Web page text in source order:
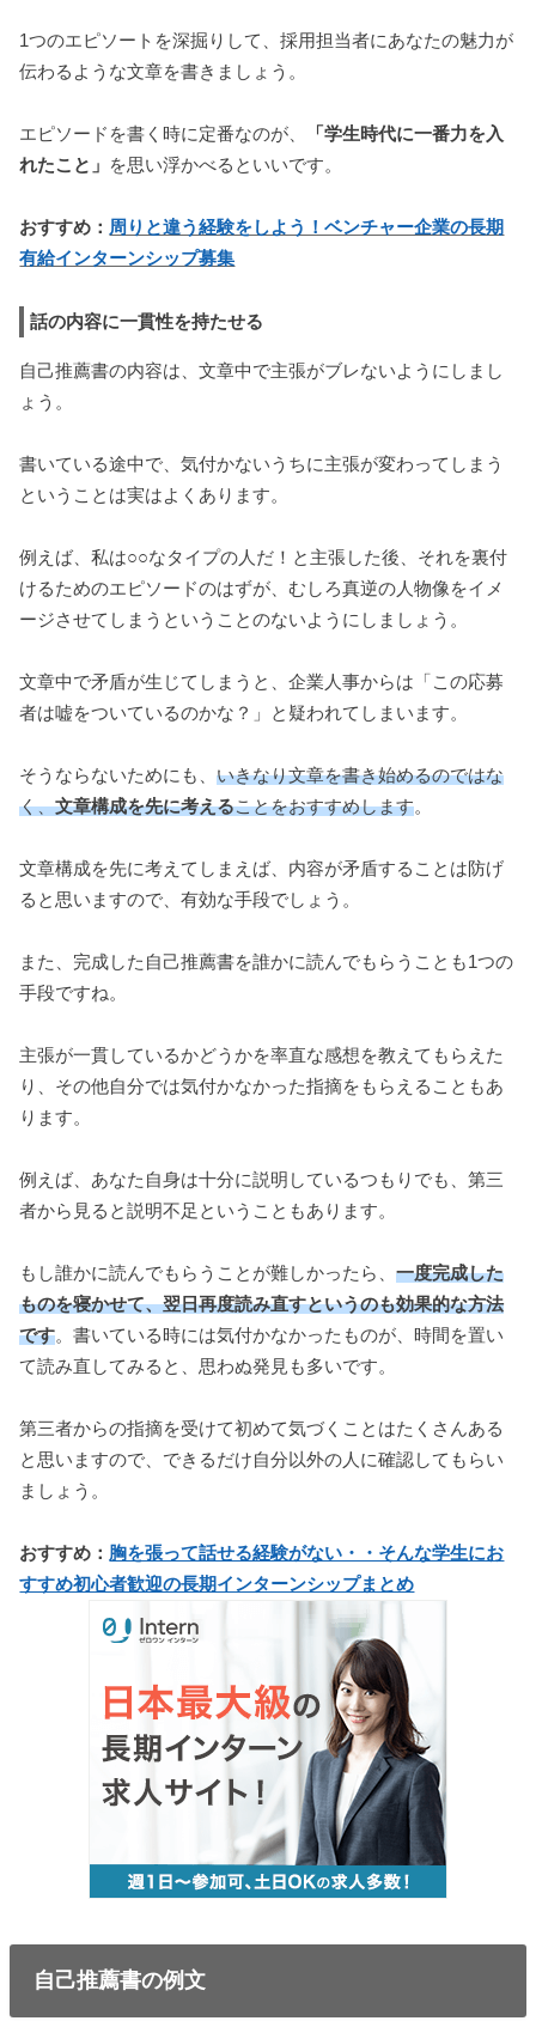
1つのエピソートを深掘りして、採用担当者にあなたの魅力が
伝わるような文章を書きましょう。
エピソードを書く時に定番なのが、
「学生時代に一番力を入
れたこと」 を思い浮かべるといいです。
おすすめ： 周りと違う経験をしよう！ベンチャー企業の長期
有給インターンシップ募集
話の内容に一貫性を持たせる
自己推薦書の内容は、文章中で主張がブレないようにしまし
ょう。
書いている途中で、気付かないうちに主張が変わってしまう
ということは実はよくあります。
例えば、私は○○なタイプの人だ！と主張した後、それを裏付
けるためのエピソードのはずが、むしろ真逆の人物像をイメ
ージさせてしまうということのないようにしましょう。
文章中で矛盾が生じてしまうと、企業人事からは「この応募
者は嘘をついているのかな？」と疑われてしまいます。
そうならないためにも、いきなり文章を書き始めるのではな
く、文章構成を先に考えることをおすすめします。
文章構成を先に考えてしまえば、内容が矛盾することは防げ
ると思いますので、有効な手段でしょう。
また、完成した自己推薦書を誰かに読んでもらうことも1つの
手段ですね。
主張が一貫しているかどうかを率直な感想を教えてもらえた
り、その他自分では気付かなかった指摘をもらえることもあ
ります。
例えば、あなた自身は十分に説明しているつもりでも、第三
者から見ると説明不足ということもあります。
もし誰かに読んでもらうことが難しかったら、一度完成した
ものを寝かせて、翌日再度読み直すというのも効果的な方法
です。書いている時には気付かなかったものが、時間を置い
て読み直してみると、思わぬ発見も多いです。
第三者からの指摘を受けて初めて気づくことはたくさんある
と思いますので、できるだけ自分以外の人に確認してもらい
ましょう。
おすすめ： 胸を張って話せる経験がない・・そんな学生にお
すすめ初心者歓迎の長期インターンシップまとめ
自己推薦書の例文